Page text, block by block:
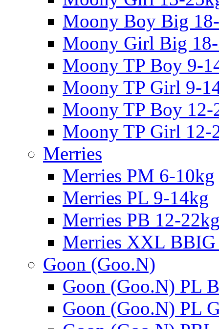
Moony Boy Big
Moony Girl Big
Moony TP Boy 9-
Moony TP Girl 9-
Moony TP Boy 12-
Moony TP Girl 12-
Merries
Merries PM 6-10kg
Merries PL 9-14kg
Merries PB 12-
Merries XXL
Goon (Goo.N)
Goon (Goo.N) PL
Goon (Goo.N) PL